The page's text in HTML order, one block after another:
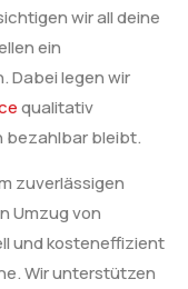
wir all deine
ein
Dabei legen wir
qualitativ
bezahlbar bleibt.
zuverlässigen
Umzug von
und kosteneffizient
Wir unterstützen